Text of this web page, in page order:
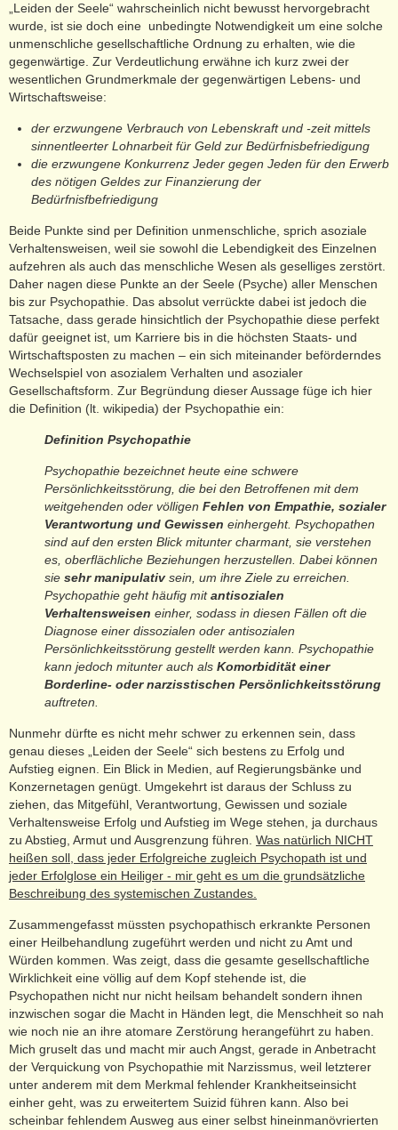
„Leiden der Seele“ wahrscheinlich nicht bewusst hervorgebracht
wurde, ist sie doch eine unbedingte Notwendigkeit um eine solche
unmenschliche gesellschaftliche Ordnung zu erhalten, wie die
gegenwärtige. Zur Verdeutlichung erwähne ich kurz zwei der
wesentlichen Grundmerkmale der gegenwärtigen Lebens- und
Wirtschaftsweise:
der erzwungene Verbrauch von Lebenskraft und -zeit mittels
sinnentleerter Lohnarbeit für Geld zur Bedürfnisbefriedigung
die erzwungene Konkurrenz Jeder gegen Jeden für den Erwerb
des nötigen Geldes zur Finanzierung der
Bedürfnisfbefriedigung
Beide Punkte sind per Definition unmenschliche, sprich asoziale
Verhaltensweisen, weil sie sowohl die Lebendigkeit des Einzelnen
aufzehren als auch das menschliche Wesen als geselliges zerstört.
Daher nagen diese Punkte an der Seele (Psyche) aller Menschen
bis zur Psychopathie. Das absolut verrückte dabei ist jedoch die
Tatsache, dass gerade hinsichtlich der Psychopathie diese perfekt
dafür geeignet ist, um Karriere bis in die höchsten Staats- und
Wirtschaftsposten zu machen – ein sich miteinander beförderndes
Wechselspiel von asozialem Verhalten und asozialer
Gesellschaftsform. Zur Begründung dieser Aussage füge ich hier
die Definition (lt. wikipedia) der Psychopathie ein:
Definition Psychopathie
Psychopathie bezeichnet heute eine schwere
Persönlichkeitsstörung, die bei den Betroffenen mit dem
weitgehenden oder völligen Fehlen von Empathie, sozialer
Verantwortung und Gewissen einhergeht. Psychopathen
sind auf den ersten Blick mitunter charmant, sie verstehen
es, oberflächliche Beziehungen herzustellen. Dabei können
sie sehr manipulativsein, um ihre Ziele zu erreichen.
Psychopathie geht häufig mitantisozialen
Verhaltensweisen einher, sodass in diesen Fällen oft die
Diagnose einer dissozialen oder antisozialen
Persönlichkeitsstörung gestellt werden kann. Psychopathie
kann jedoch mitunter auch als Komorbidität einer
Borderline- oder narzisstischen Persönlichkeitsstörung
auftreten.
Nunmehr dürfte es nicht mehr schwer zu erkennen sein, dass
genau dieses „Leiden der Seele“ sich bestens zu Erfolg und
Aufstieg eignen. Ein Blick in Medien, auf Regierungsbänke und
Konzernetagen genügt. Umgekehrt ist daraus der Schluss zu
ziehen, das Mitgefühl, Verantwortung, Gewissen und soziale
Verhaltensweise Erfolg und Aufstieg im Wege stehen, ja durchaus
zu Abstieg, Armut und Ausgrenzung führen. Was natürlich NICHT
heißen soll, dass jeder Erfolgreiche zugleich Psychopath ist und
jeder Erfolglose ein Heiliger - mir geht es um die grundsätzliche
Beschreibung des systemischen Zustandes.
Zusammengefasst müssten psychopathisch erkrankte Personen
einer Heilbehandlung zugeführt werden und nicht zu Amt und
Würden kommen. Was zeigt, dass die gesamte gesellschaftliche
Wirklichkeit eine völlig auf dem Kopf stehende ist, die
Psychopathen nicht nur nicht heilsam behandelt sondern ihnen
inzwischen sogar die Macht in Händen legt, die Menschheit so nah
wie noch nie an ihre atomare Zerstörung herangeführt zu haben.
Mich gruselt das und macht mir auch Angst, gerade in Anbetracht
der Verquickung von Psychopathie mit Narzissmus, weil letzterer
unter anderem mit dem Merkmal fehlender Krankheitseinsicht
einher geht, was zu erweitertem Suizid führen kann. Also bei
scheinbar fehlendem Ausweg aus einer selbst hineinmanövrierten